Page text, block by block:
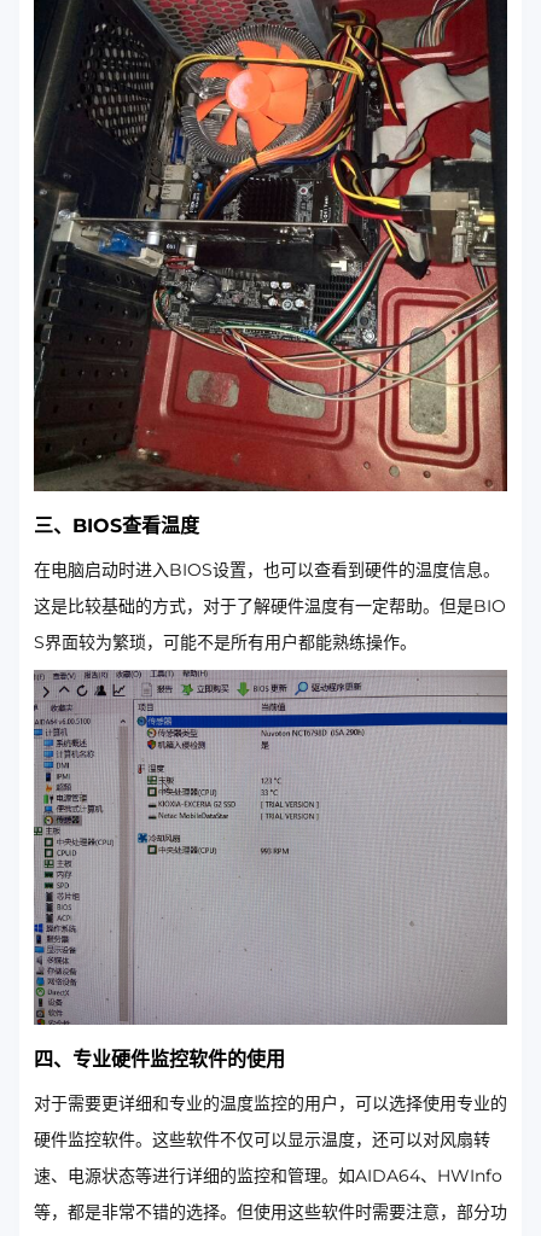
三、BIOS查看温度
在电脑启动时进入BIOS设置，也可以查看到硬件的温度信息。
这是比较基础的方式，对于了解硬件温度有一定帮助。但是BIO
S界面较为繁琐，可能不是所有用户都能熟练操作。
四、专业硬件监控软件的使用
对于需要更详细和专业的温度监控的用户，可以选择使用专业的
硬件监控软件。这些软件不仅可以显示温度，还可以对风扇转
速、电源状态等进行详细的监控和管理。如AIDA64、HWInfo
等，都是非常不错的选择。但使用这些软件时需要注意，部分功